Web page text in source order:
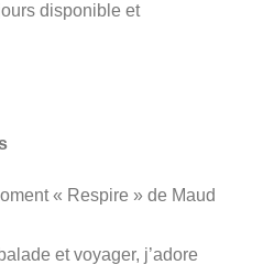
disponible et
« Respire » de Maud
et voyager, j’adore